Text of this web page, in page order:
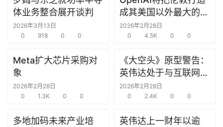
研
选
创
投
体业务整合展开谈判
2026年3月13日
0
918 0 0
成其美国以外最大的研
究中心
2026年2月28日
0
4.5K 0 0
Meta扩大芯片采购对
象
2026年2月28日
0
1.3K 0 0
《大空头》原型警告：
英伟达处于与互联网泡
沫时期思科同样的“危
险境地”
2026年2月28日
0
2.4K 0 0
多地加码未来产业培
英伟达上一财年以逾